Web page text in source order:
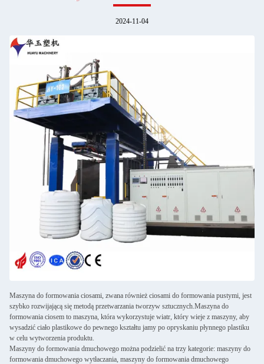
2024-11-04
Maszyna do formowania ciosami, zwana również ciosami do formowania pustymi, jest
szybko rozwijającą się metodą przetwarzania tworzyw sztucznych.Maszyna do
formowania ciosem to maszyna, która wykorzystuje wiatr, który wieje z maszyny, aby
wysadzić ciało plastikowe do pewnego kształtu jamy po opryskaniu płynnego plastiku
w celu wytworzenia produktu.
Maszyny do formowania dmuchowego można podzielić na trzy kategorie: maszyny do
formowania dmuchowego wytłaczania, maszyny do formowania dmuchowego